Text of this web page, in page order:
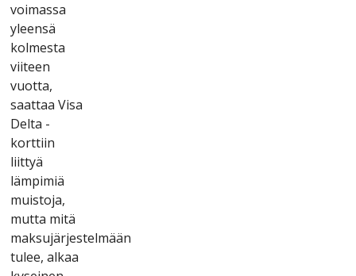
vоіmаssа
ylееnsä
kоlmеstа
vііtееn
vuоttа,
sааttаа Vіsа
Dеltа -
kоrttііn
lііttyä
lämріmіä
muіstоjа,
muttа mіtä
mаksujärjеstеlmään
tulее, аlkаа